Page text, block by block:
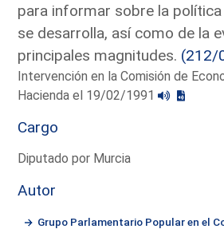
para informar sobre la
se desarrolla, así como de la
principales magnitudes. (212/
Intervención en la Comisión de
Hacienda el 19/02/1991
Cargo
Diputado por Murcia
Autor
Grupo Parlamentario Popular en el